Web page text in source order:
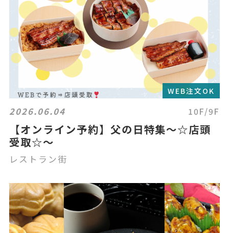
WEB注文OK
2026.06.04 10F/9F
【オンライン予約】父の日特集～☆店頭
受取☆～
レストラン街